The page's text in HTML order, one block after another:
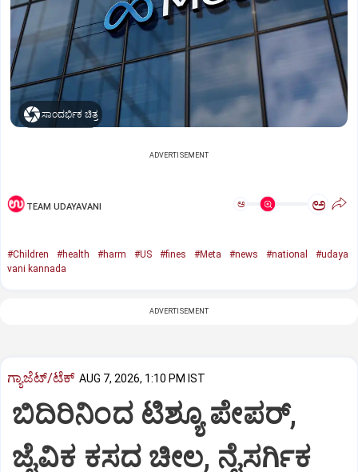
ಸಾಂದರ್ಭಿಕ ಚಿತ್ರ
ADVERTISEMENT
TEAM UDAYAVANI ಅ ಅ
#Children #health #harm #US #fines #Meta #news #national
#udaya
vani kannada
ADVERTISEMENT
ಗ್ಯಾಜೆಟ್/ಟೆಕ್ AUG 7, 2026, 1:10 PM IST
ಬಿದಿರಿನಿಂದ ಟಿಶ್ಯೂ ಪೇಪರ್‌,
ಜೈವಿಕ ಕಸದ ಚೀಲ, ನೈಸರ್ಗಿಕ